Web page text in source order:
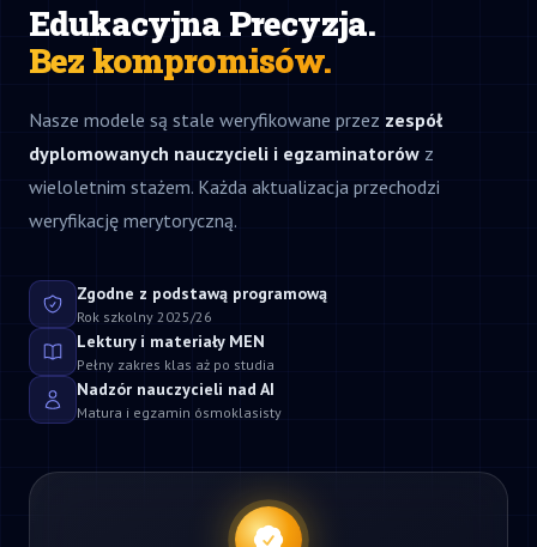
Edukacyjna Precyzja.
Bez kompromisów.
Nasze modele są stale weryfikowane przez zespół
dyplomowanych nauczycieli i egzaminatorów z
wieloletnim stażem. Każda aktualizacja przechodzi
weryfikację merytoryczną.
Zgodne z podstawą programową
Rok szkolny 2025/26
Lektury i materiały MEN
Pełny zakres klas aż po studia
Nadzór nauczycieli nad AI
Matura i egzamin ósmoklasisty